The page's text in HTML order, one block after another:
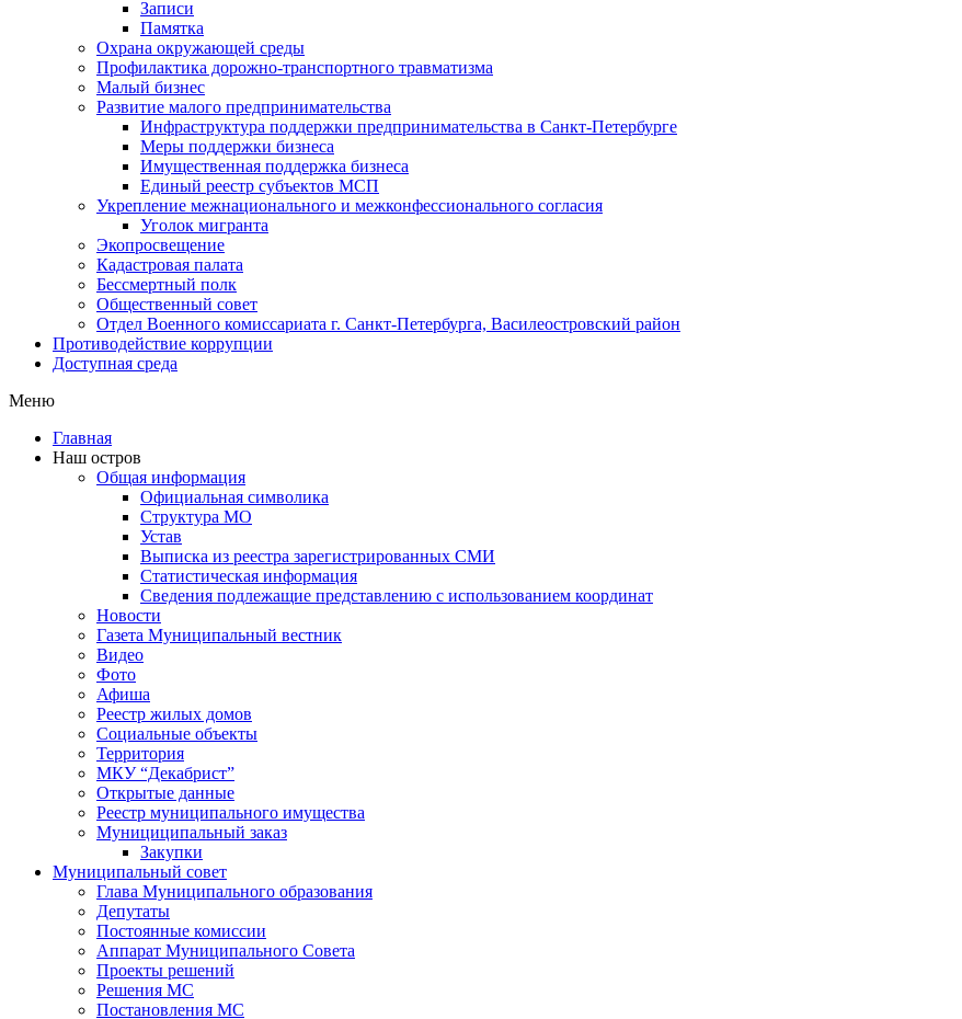
Записи
Памятка
Охрана окружающей среды
Профилактика дорожно-транспортного травматизма
Малый бизнес
Развитие малого предпринимательства
Инфраструктура поддержки предпринимательства в Санкт-Петербурге
Меры поддержки бизнеса
Имущественная поддержка бизнеса
Единый реестр субъектов МСП
Укрепление межнационального и межконфессионального согласия
Уголок мигранта
Экопросвещение
Кадастровая палата
Бессмертный полк
Общественный совет
Отдел Военного комиссариата г. Санкт-Петербурга, Василеостровский район
Противодействие коррупции
Доступная среда
Меню
Главная
Наш остров
Общая информация
Официальная символика
Структура МО
Устав
Выписка из реестра зарегистрированных СМИ
Статистическая информация
Сведения подлежащие представлению с использованием координат
Новости
Газета Муниципальный вестник
Видео
Фото
Афиша
Реестр жилых домов
Социальные объекты
Территория
МКУ “Декабрист”
Открытые данные
Реестр муниципального имущества
Мунициципальный заказ
Закупки
Муниципальный совет
Глава Муниципального образования
Депутаты
Постоянные комиссии
Аппарат Муниципального Совета
Проекты решений
Решения МС
Постановления МС